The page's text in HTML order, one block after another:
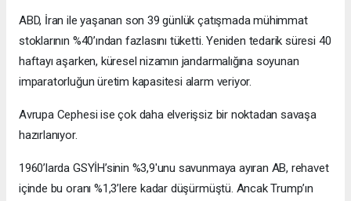
ABD, İran ile yaşanan son 39 günlük çatışmada mühimmat
stoklarının %40’ından fazlasını tüketti. Yeniden tedarik süresi 40
haftayı aşarken, küresel nizamın jandarmalığına soyunan
imparatorluğun üretim kapasitesi alarm veriyor.
Avrupa Cephesi ise çok daha elverişsiz bir noktadan savaşa
hazırlanıyor.
1960’larda GSYİH’sinin %3,9'unu savunmaya ayıran AB, rehavet
içinde bu oranı %1,3’lere kadar düşürmüştü. Ancak Trump’ın